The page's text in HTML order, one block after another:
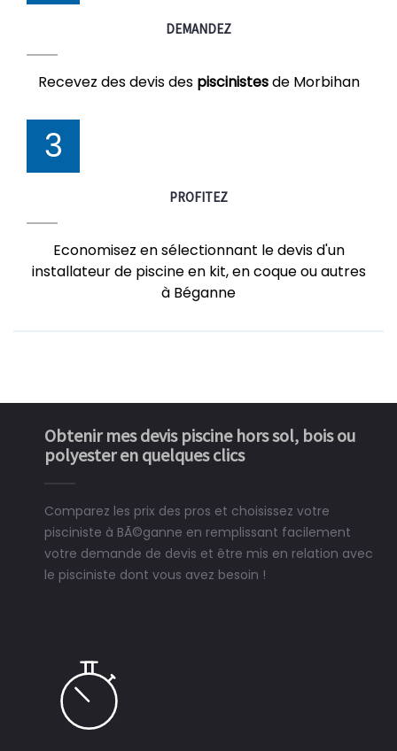
DEMANDEZ
Recevez des devis des piscinistesde Morbihan
3
PROFITEZ
Economisez en sélectionnant le devis d'un
installateur de piscine en kit, en coque ou autres
à Béganne
Obtenir mes devis piscine hors sol, bois ou
polyester en quelques clics
Comparez les prix des pros et choisissez votre
pisciniste à BÃ©ganne en remplissant facilement
votre demande de devis et être mis en relation avec
le pisciniste dont vous avez besoin !